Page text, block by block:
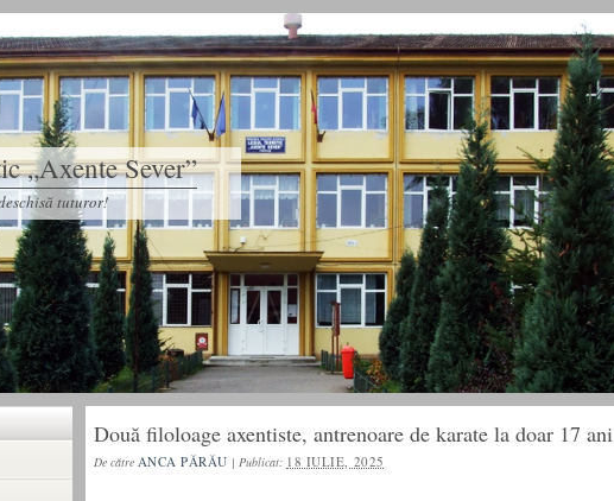
„Axente Sever”
tuturor!
Două filoloage axentiste, antrenoare de karate la doar 17 ani
De către ANCA PĂRĂU | Publicat: 18 IULIE, 2025